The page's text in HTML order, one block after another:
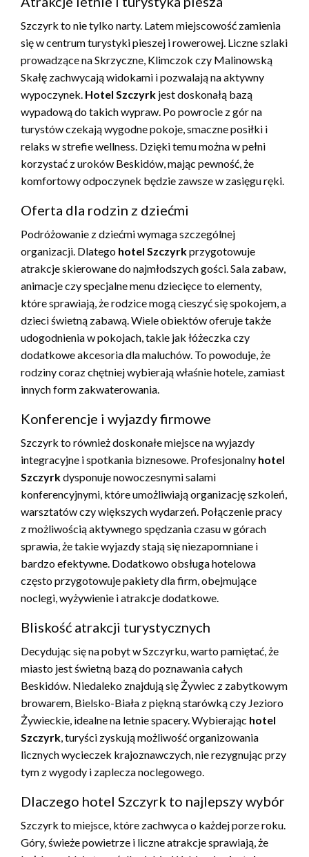
Szczyrk to nie tylko narty. Latem miejscowość zamienia
się w centrum turystyki pieszej i rowerowej. Liczne szlaki
prowadzące na Skrzyczne, Klimczok czy Malinowską
Skałę zachwycają widokami i pozwalają na aktywny
wypoczynek. Hotel Szczyrk jest doskonałą bazą
wypadową do takich wypraw. Po powrocie z gór na
turystów czekają wygodne pokoje, smaczne posiłki i
relaks w strefie wellness. Dzięki temu można w pełni
korzystać z uroków Beskidów, mając pewność, że
komfortowy odpoczynek będzie zawsze w zasięgu ręki.
Oferta dla rodzin z dziećmi
Podróżowanie z dziećmi wymaga szczególnej
organizacji. Dlatego hotel Szczyrkprzygotowuje
atrakcje skierowane do najmłodszych gości. Sala zabaw,
animacje czy specjalne menu dziecięce to elementy,
które sprawiają, że rodzice mogą cieszyć się spokojem, a
dzieci świetną zabawą. Wiele obiektów oferuje także
udogodnienia w pokojach, takie jak łóżeczka czy
dodatkowe akcesoria dla maluchów. To powoduje, że
rodziny coraz chętniej wybierają właśnie hotele, zamiast
innych form zakwaterowania.
Konferencje i wyjazdy firmowe
Szczyrk to również doskonałe miejsce na wyjazdy
integracyjne i spotkania biznesowe. Profesjonalny hotel
Szczyrkdysponuje nowoczesnymi salami
konferencyjnymi, które umożliwiają organizację szkoleń,
warsztatów czy większych wydarzeń. Połączenie pracy
z możliwością aktywnego spędzania czasu w górach
sprawia, że takie wyjazdy stają się niezapomniane i
bardzo efektywne. Dodatkowo obsługa hotelowa
często przygotowuje pakiety dla firm, obejmujące
noclegi, wyżywienie i atrakcje dodatkowe.
Bliskość atrakcji turystycznych
Decydując się na pobyt w Szczyrku, warto pamiętać, że
miasto jest świetną bazą do poznawania całych
Beskidów. Niedaleko znajdują się Żywiec z zabytkowym
browarem, Bielsko-Biała z piękną starówką czy Jezioro
Żywieckie, idealne na letnie spacery. Wybierając hotel
Szczyrk , turyści zyskują możliwość organizowania
licznych wycieczek krajoznawczych, nie rezygnując przy
tym z wygody i zaplecza noclegowego.
Dlaczego hotel Szczyrk to najlepszy wybór
Szczyrk to miejsce, które zachwyca o każdej porze roku.
Góry, świeże powietrze i liczne atrakcje sprawiają, że